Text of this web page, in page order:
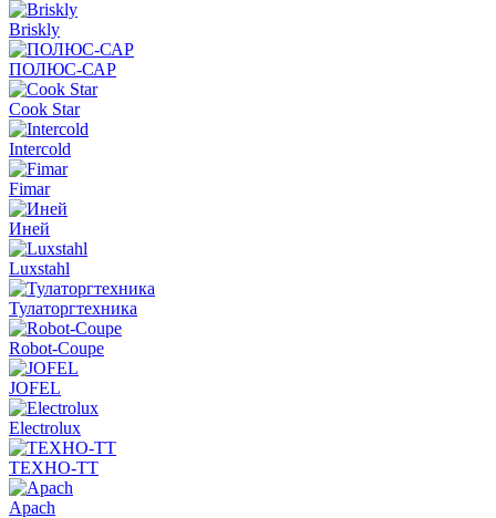
Briskly
ПОЛЮС-САР
Cook Star
Intercold
Fimar
Иней
Luxstahl
Тулаторгтехника
Robot-Coupe
JOFEL
Electrolux
ТЕХНО-ТТ
Apach